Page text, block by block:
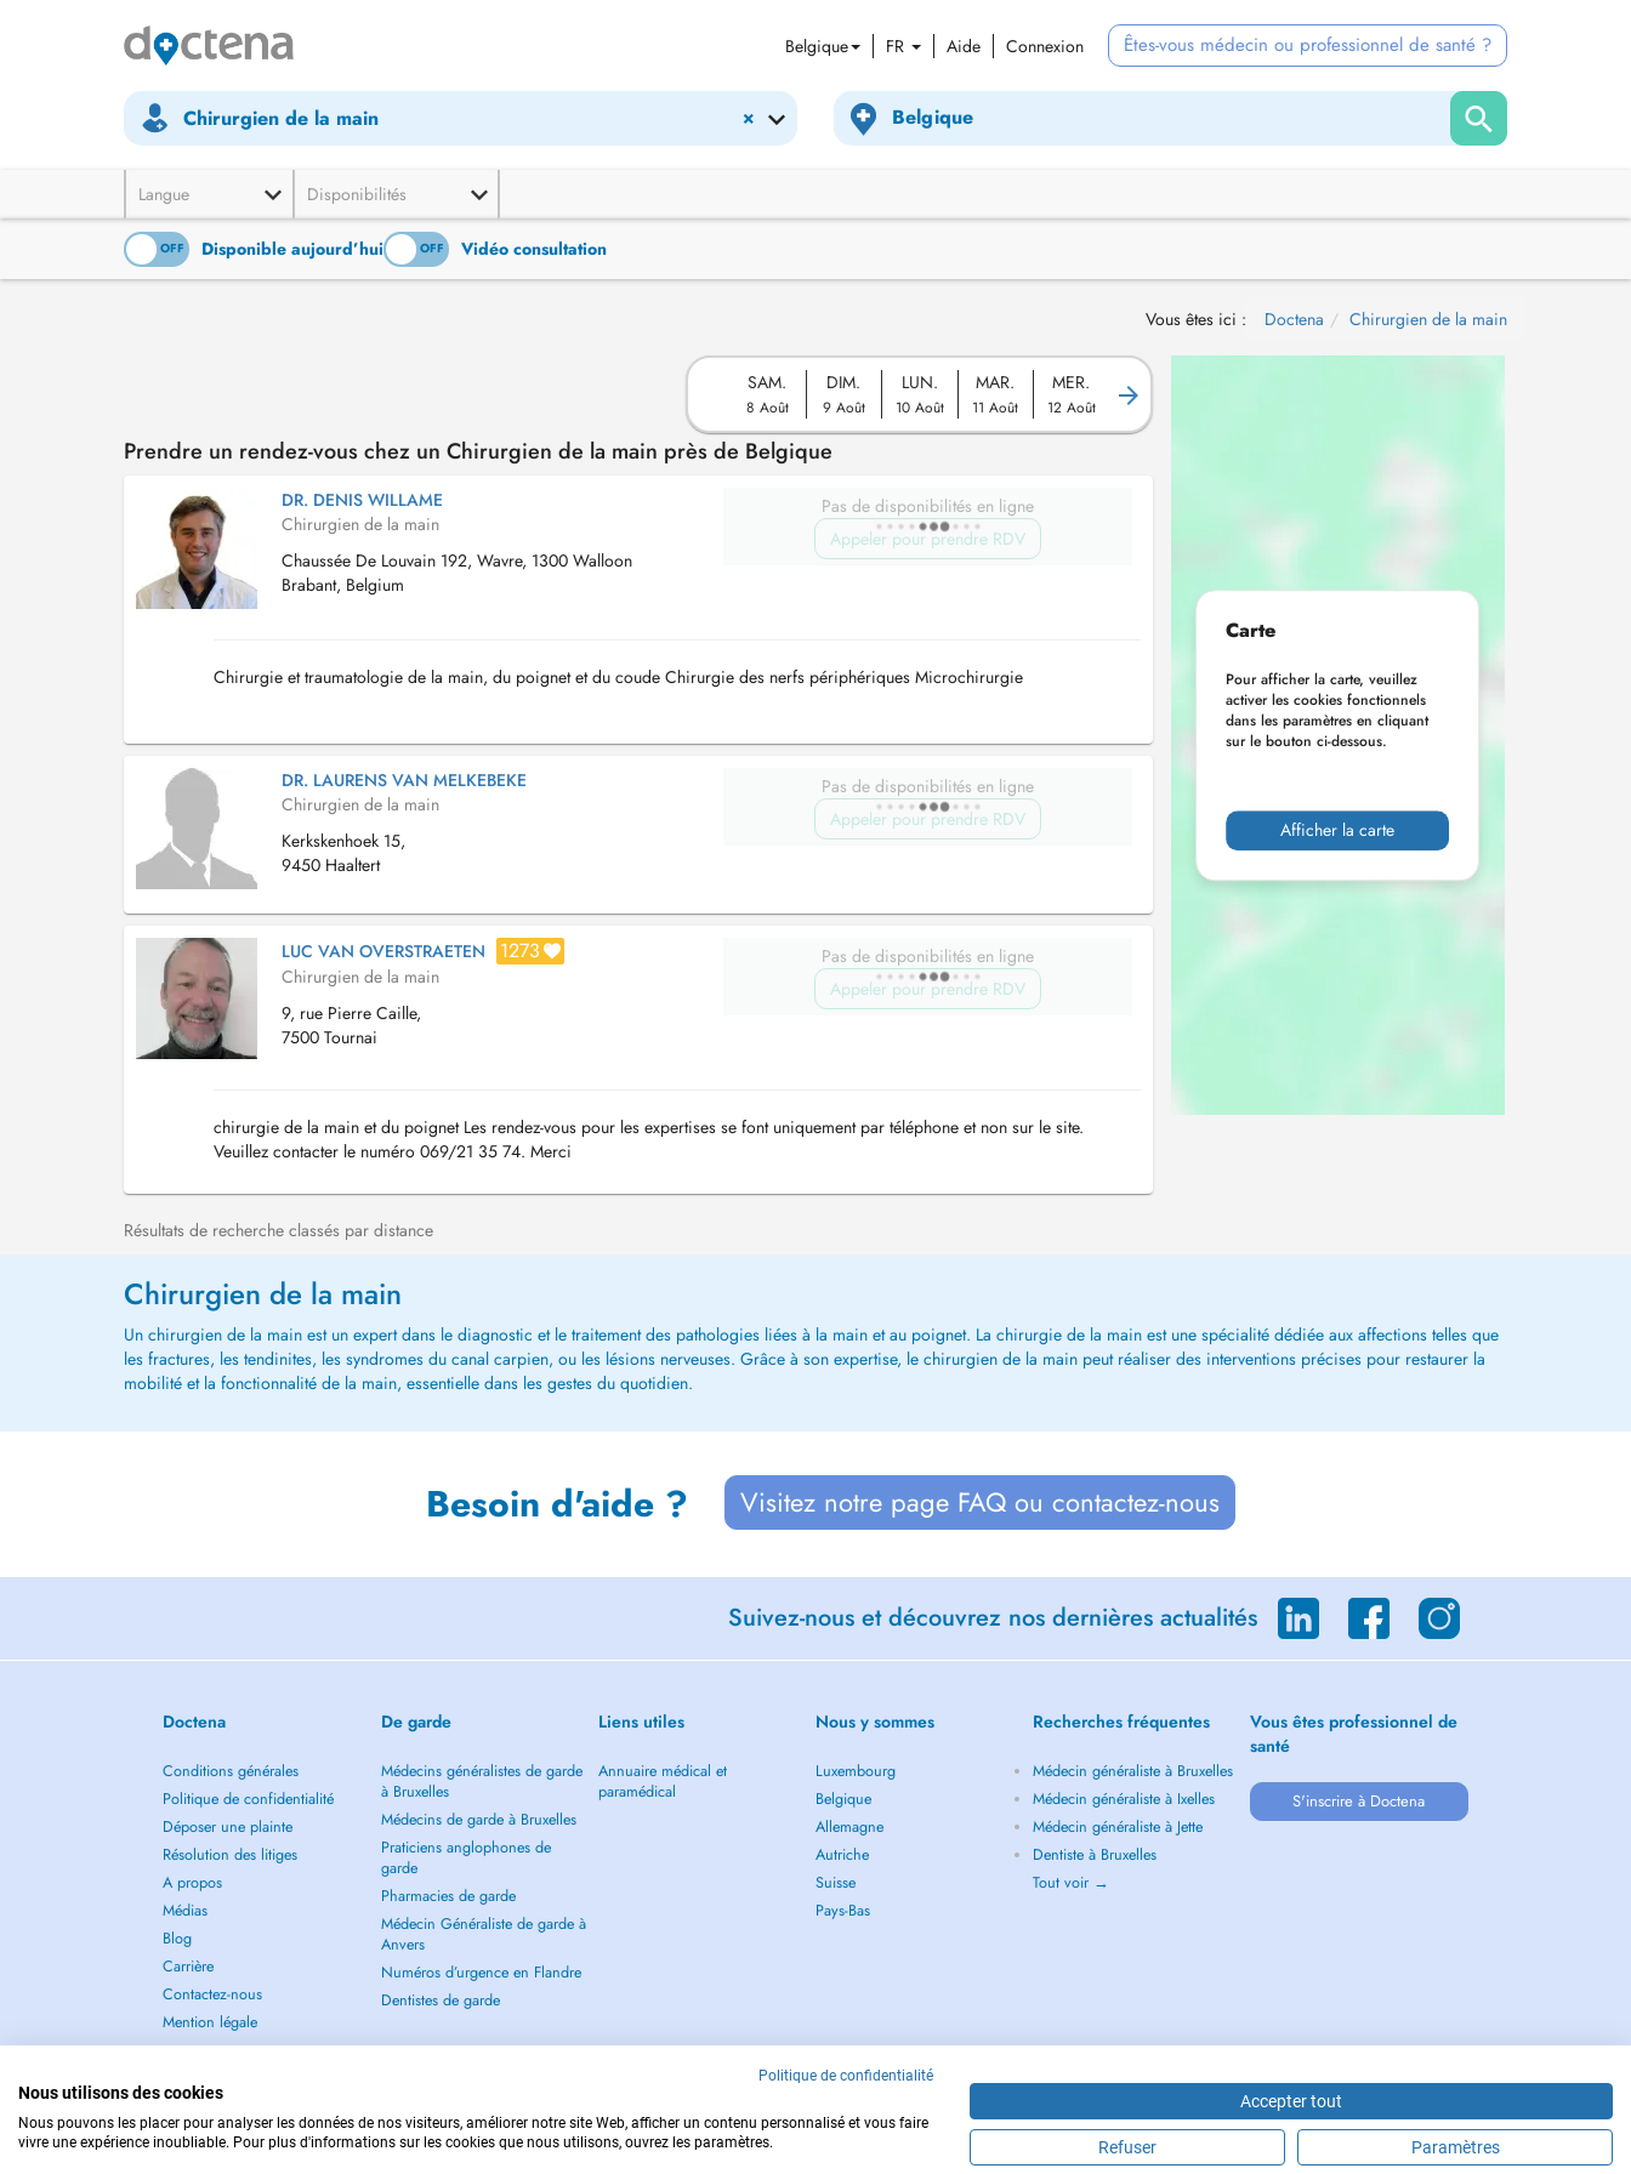
Belgique FR Aide Connexion Êtes-vous médecin ou professionnel de santé ?
×
Chirurgien de la main
Langue Disponibilités
OFF Disponible aujourd’hui
ON OFF Vidéo consultation
Vous êtes ici : Doctena Chirurgien de la main
SAM.
8 Août
DIM.
9 Août
LUN.
10 Août
MAR.
11 Août
MER.
12 Août
Prendre un rendez-vous chez un Chirurgien de la main près de Belgique
DR. DENIS WILLAME
Chirurgien de la main
Chaussée De Louvain 192, Wavre, 1300 Walloon
Brabant, Belgium
Pas de disponibilités en ligne
Appeler pour prendre RDV
Chirurgie et traumatologie de la main, du poignet et du coude Chirurgie des nerfs périphériques Microchirurgie
DR. LAURENS VAN MELKEBEKE
Chirurgien de la main
Kerkskenhoek 15,
9450 Haaltert
Pas de disponibilités en ligne
Appeler pour prendre RDV
LUC VAN OVERSTRAETEN 1273
Chirurgien de la main
9, rue Pierre Caille,
7500 Tournai
Pas de disponibilités en ligne
Appeler pour prendre RDV
chirurgie de la main et du poignet Les rendez-vous pour les expertises se font uniquement par téléphone et non sur le site.
Veuillez contacter le numéro 069/21 35 74. Merci
Résultats de recherche classés par distance
Carte
Pour afficher la carte, veuillez
activer les cookies fonctionnels
dans les paramètres en cliquant
sur le bouton ci-dessous.
Afficher la carte
Chirurgien de la main
Un chirurgien de la main est un expert dans le diagnostic et le traitement des pathologies liées à la main et au poignet. La chirurgie de la main est une spécialité dédiée aux affections telles que
les fractures, les tendinites, les syndromes du canal carpien, ou les lésions nerveuses. Grâce à son expertise, le chirurgien de la main peut réaliser des interventions précises pour restaurer la
mobilité et la fonctionnalité de la main, essentielle dans les gestes du quotidien.
Besoin d'aide ? Visitez notre page FAQ ou contactez-nous
Suivez-nous et découvrez nos dernières actualités
Doctena
Conditions générales
Politique de confidentialité
Déposer une plainte
Résolution des litiges
A propos
Médias
Blog
Carrière
Contactez-nous
Mention légale
De garde
Médecins généralistes de garde
à Bruxelles
Médecins de garde à Bruxelles
Praticiens anglophones de
garde
Pharmacies de garde
Médecin Généraliste de garde à
Anvers
Numéros d’urgence en Flandre
Dentistes de garde
Liens utiles
Annuaire médical et
paramédical
Nous y sommes
Luxembourg
Belgique
Allemagne
Autriche
Suisse
Pays-Bas
Recherches fréquentes
Médecin généraliste à Bruxelles
Médecin généraliste à Ixelles
Médecin généraliste à Jette
Dentiste à Bruxelles
Tout voir →
Vous êtes professionnel de
santé
S'inscrire à Doctena
POUR LES URGENCES, CONSULTEZ : 112 Copyright © 2026 - DOCTENA BELGIUM S.P.R.L./B.V.B.A. 37 Square de Meeûs 1000 Bruxelles
Politique de confidentialité
Nous utilisons des cookies
Nous pouvons les placer pour analyser les données de nos visiteurs, améliorer notre site Web, afficher un contenu personnalisé et vous faire
vivre une expérience inoubliable. Pour plus d'informations sur les cookies que nous utilisons, ouvrez les paramètres.
Accepter tout
Refuser Paramètres